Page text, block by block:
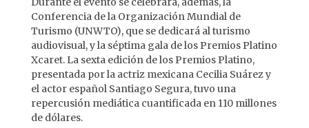
Conferencia de la Organización Mundial de
Turismo (UNWTO), que se dedicará al turismo
audiovisual, y la séptima gala de los Premios Platino
Xcaret. La sexta edición de los Premios Platino,
presentada por la actriz mexicana Cecilia Suárez y
el actor español Santiago Segura, tuvo una
repercusión mediática cuantificada en 110 millones
de dólares.